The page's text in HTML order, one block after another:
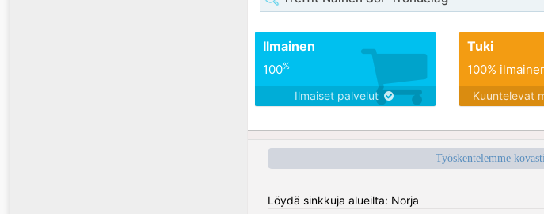
Ilmainen
100%
Ilmaiset palvelut
Tuki
100%
Kuuntelevat
Työskentelemme
Löydä sinkkuja alueilta: Norja